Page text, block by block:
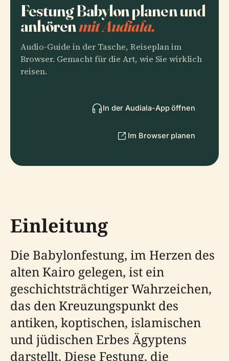
Festung Babylon planen und
anhörenmit Audiala.
Audio-Guide in der Tasche, Reiseplan im
Browser. Gemacht für die Art, wie Sie wirklich
reisen.
In der Audiala-App öffnen
Im Browser planen
Einleitung
Die Babylonfestung, im Herzen des
alten Kairo gelegen, ist ein
geschichtsträchtiger Wahrzeichen,
das den Kreuzungspunkt des
antiken, koptischen, islamischen
und jüdischen Erbes Ägyptens
darstellt. Diese Festung, die